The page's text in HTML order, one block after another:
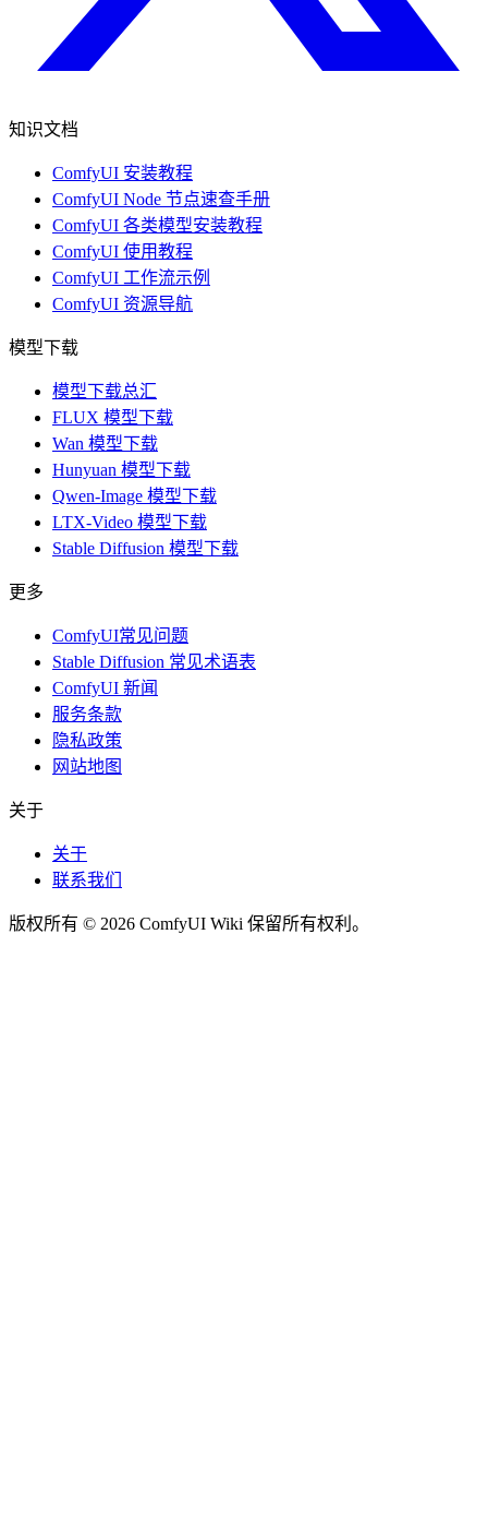
知识文档
ComfyUI 安装教程
ComfyUI Node 节点速查手册
ComfyUI 各类模型安装教程
ComfyUI 使用教程
ComfyUI 工作流示例
ComfyUI 资源导航
模型下载
模型下载总汇
FLUX 模型下载
Wan 模型下载
Hunyuan 模型下载
Qwen-Image 模型下载
LTX-Video 模型下载
Stable Diffusion 模型下载
更多
ComfyUI常见问题
Stable Diffusion 常见术语表
ComfyUI 新闻
服务条款
隐私政策
网站地图
关于
关于
联系我们
版权所有 © 2026 ComfyUI Wiki 保留所有权利。